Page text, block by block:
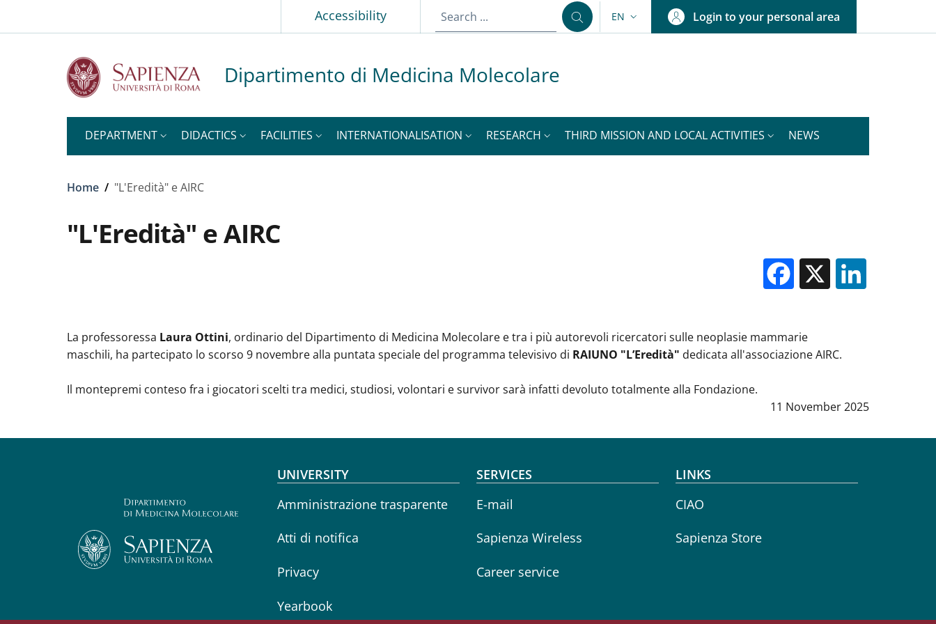
Slim topAccessibility LANGUAGE SWITCHER: CURRENT LANGUAGE
EN Login to your personal area
Dipartimento di Medicina Molecolare
DEPARTMENT DIDACTICS FACILITIES INTERNATIONALISATION RESEARCH THIRD MISSION AND LOCAL ACTIVITIES NEWS
Breadcrumb
Home / "L'Eredità" e AIRC
"L'Eredità" e AIRC
Facebook
X
La professoressa Laura Ottini, ordinario del Dipartimento di Medicina Molecolare e tra i più autorevoli ricercatori sulle neoplasie mammarie
maschili, ha partecipato lo scorso 9 novembre alla puntata speciale del programma televisivo di RAIUNO "L’Eredità" dedicata all'associazione AIRC.
Il montepremi conteso fra i giocatori scelti tra medici, studiosi, volontari e survivor sarà infatti devoluto totalmente alla Fondazione.
Data notizia:
11 November 2025
Footer menu
UNIVERSITY
Amministrazione trasparente
Atti di notifica
Privacy
Yearbook
SERVICES
E-mail
Sapienza Wireless
Career service
LINKS
CIAO
Sapienza Store